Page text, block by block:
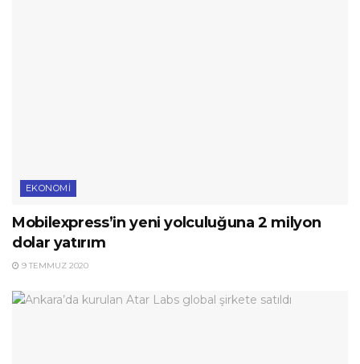
EKONOMI
Mobilexpress’in yeni yolculuğuna 2 milyon
dolar yatırım
9 TEMMUZ 2020